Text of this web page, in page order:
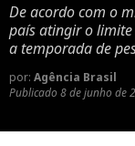
De acordo com o
país atingir o
a temporada de
por: Agência Brasil
Publicado 8 de junho de